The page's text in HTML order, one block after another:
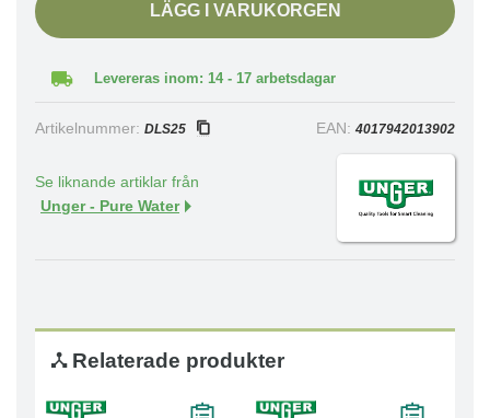
LÄGG I VARUKORGEN
Levereras inom: 14 - 17 arbetsdagar
Artikelnummer: DLS25 EAN: 4017942013902
Se liknande artiklar från
Unger - Pure Water
Relaterade produkter